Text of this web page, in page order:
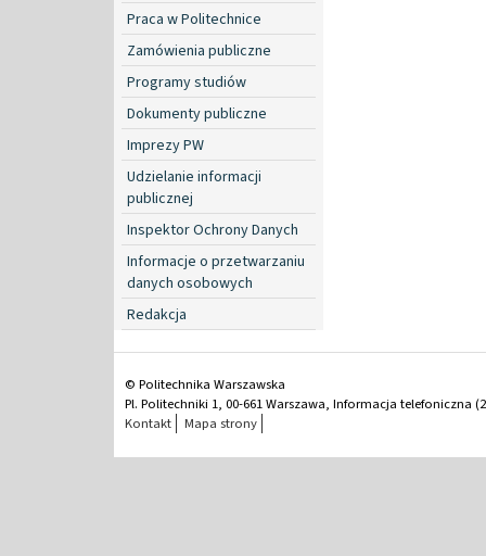
Praca w Politechnice
Zamówienia publiczne
Programy studiów
Dokumenty publiczne
Imprezy PW
Udzielanie informacji
publicznej
Inspektor Ochrony Danych
Informacje o przetwarzaniu
danych osobowych
Redakcja
© Politechnika Warszawska
Pl. Politechniki 1, 00-661 Warszawa, Informacja telefoniczna
Kontakt
Mapa strony